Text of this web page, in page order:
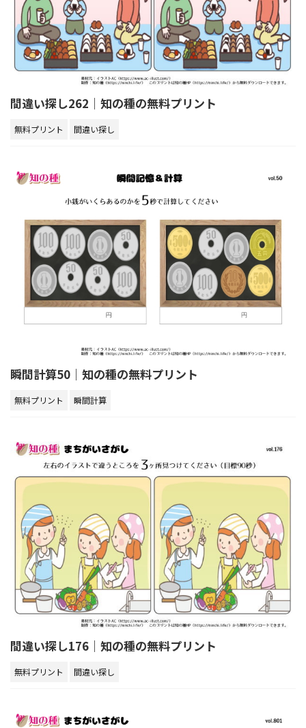
間違い探し262｜知の種の無料プリント
無料プリント 間違い探し
瞬間計算50｜知の種の無料プリント
無料プリント 瞬間計算
間違い探し176｜知の種の無料プリント
無料プリント 間違い探し